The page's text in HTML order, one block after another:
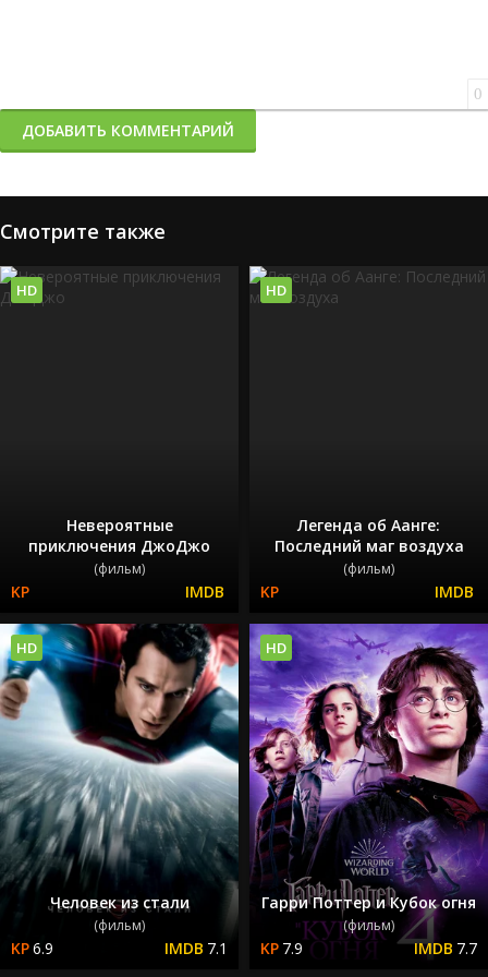
0
ДОБАВИТЬ КОММЕНТАРИЙ
Смотрите также
Невероятные
приключения ДжоДжо
(фильм)
HD
Легенда об Аанге:
Последний маг воздуха
(фильм)
HD
Человек из стали
(фильм)
6.9 7.1
HD
Гарри Поттер и Кубок огня
(фильм)
7.9 7.7
HD